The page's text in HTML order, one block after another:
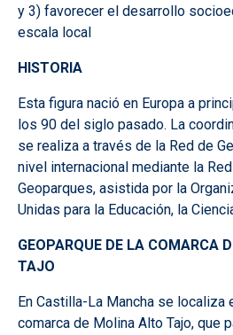
y 3) favorecer el desarrollo
escala local
HISTORIA
Esta figura nació en Europa a
los 90 del siglo pasado. La
se realiza a través de la Red de
nivel internacional mediante la
Geoparques, asistida por la
Unidas para la Educación, la
GEOPARQUE DE LA COMARCA
TAJO
En Castilla-La Mancha se localiza
comarca de Molina Alto Tajo, que